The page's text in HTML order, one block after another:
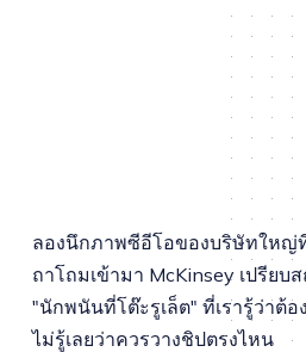
ลองนึกภาพซีอีโอของบริษัทใหญ่
ถาโถมเข้ามา McKinsey เปรีย
"นักพนันที่โต๊ะรูเล็ต" ที่เรารู้ว่าต้
ไม่รู้เลยว่าควรวางชิปตรงไหน